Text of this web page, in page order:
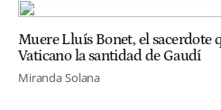
Muere Lluís Bonet, el sacerdote
Vaticano la santidad de Gaudí
Miranda Solana